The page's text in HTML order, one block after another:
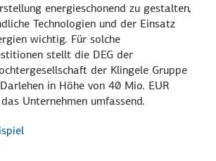
energieschonend zu gestalten,
Technologien und der Einsatz
wichtig. Für solche
stellt die DEG der
der Klingele Gruppe
in Höhe von 40 Mio. EUR
Unternehmen umfassend.